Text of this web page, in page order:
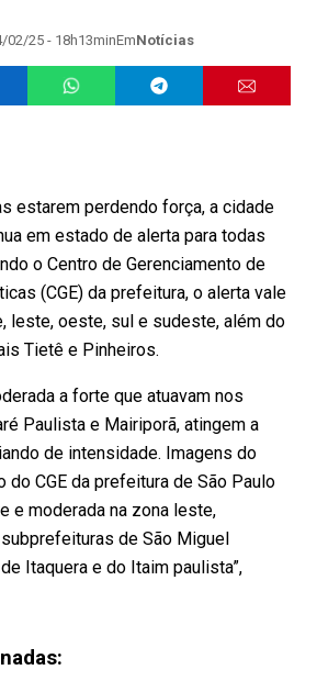
02/25 - 18h13minEmNotícias
estarem perdendo força, a cidade
em estado de alerta para todas
o Centro de Gerenciamento de
(CGE) da prefeitura, o alerta vale
leste, oeste, sul e sudeste, além do
Tietê e Pinheiros.
a forte que atuavam nos
Paulista e Mairiporã, atingem a
de intensidade. Imagens do
do CGE da prefeitura de São Paulo
e moderada na zona leste,
de São Miguel
Itaquera e do Itaim paulista”,